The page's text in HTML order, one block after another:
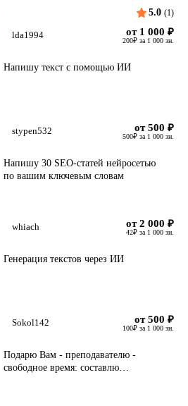
5.0 (1)
lda1994 от 1 000 ₽
200₽ за 1 000 зн.
Напишу текст с помощью ИИ
stypen532 от 500 ₽
500₽ за 1 000 зн.
Напишу 30 SEO-статей нейросетью
по вашим ключевым словам
whiach от 2 000 ₽
42₽ за 1 000 зн.
Генерация текстов через ИИ
Sokol142 от 500 ₽
100₽ за 1 000 зн.
Подарю Вам - преподавателю -
свободное время: составлю